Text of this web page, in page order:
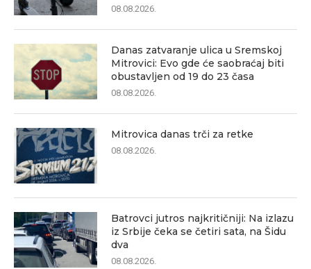
08.08.2026.
Danas zatvaranje ulica u Sremskoj
Mitrovici: Evo gde će saobraćaj biti
obustavljen od 19 do 23 časa
08.08.2026.
Mitrovica danas trči za retke
08.08.2026.
Batrovci jutros najkritičniji: Na izlazu
iz Srbije čeka se četiri sata, na Šidu
dva
08.08.2026.